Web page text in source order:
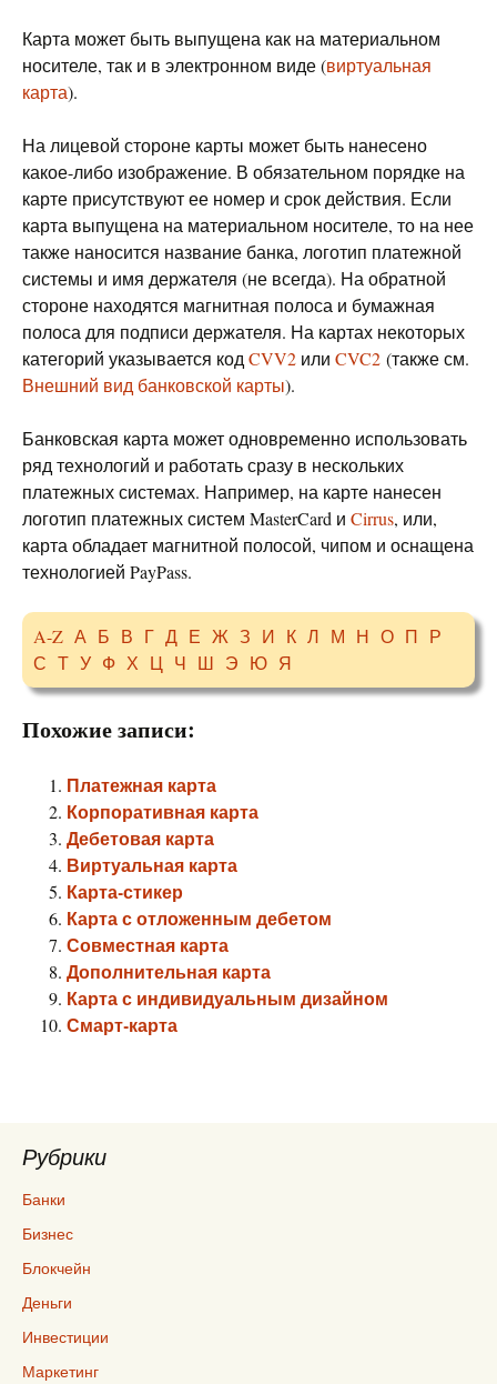
Карта может быть выпущена как на материальном
носителе, так и в электронном виде (виртуальная
карта).
На лицевой стороне карты может быть нанесено
какое-либо изображение. В обязательном порядке на
карте присутствуют ее номер и срок действия. Если
карта выпущена на материальном носителе, то на нее
также наносится название банка, логотип платежной
системы и имя держателя (не всегда). На обратной
стороне находятся магнитная полоса и бумажная
полоса для подписи держателя. На картах некоторых
категорий указывается код CVV2 или CVC2 (также см.
Внешний вид банковской карты).
Банковская карта может одновременно использовать
ряд технологий и работать сразу в нескольких
платежных системах. Например, на карте нанесен
логотип платежных систем MasterCard и Cirrus, или,
карта обладает магнитной полосой, чипом и оснащена
технологией PayPass.
A-Z А Б В Г Д Е Ж З И К Л М Н О П Р
С Т У Ф Х Ц Ч Ш Э Ю Я
Похожие записи:
Платежная карта
Корпоративная карта
Дебетовая карта
Виртуальная карта
Карта-стикер
Карта с отложенным дебетом
Совместная карта
Дополнительная карта
Карта с индивидуальным дизайном
Смарт-карта
Рубрики
Банки
Бизнес
Блокчейн
Деньги
Инвестиции
Маркетинг